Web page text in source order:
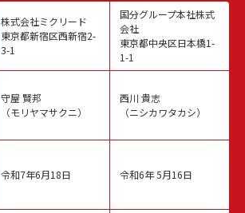
株式会社ミクリード
東京都新宿区西新宿2-
3-1
守屋 賢邦
（モリヤマサクニ）
令和7年6月18日
国分グループ本社株式
会社
東京都中央区日本橋1-
1-1
西川 貴志
（ニシカワタカシ）
令和6年 5月16日